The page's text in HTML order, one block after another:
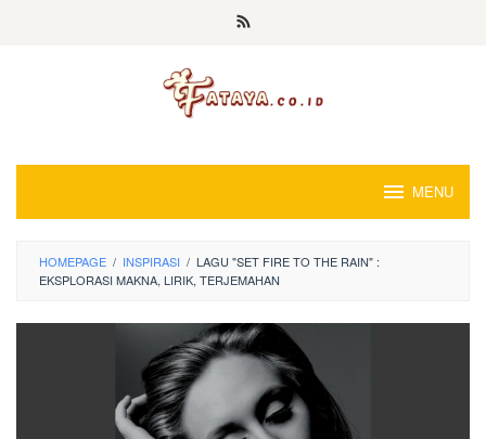
MENU
HOMEPAGE / INSPIRASI / LAGU "SET FIRE TO THE RAIN" :
EKSPLORASI MAKNA, LIRIK, TERJEMAHAN